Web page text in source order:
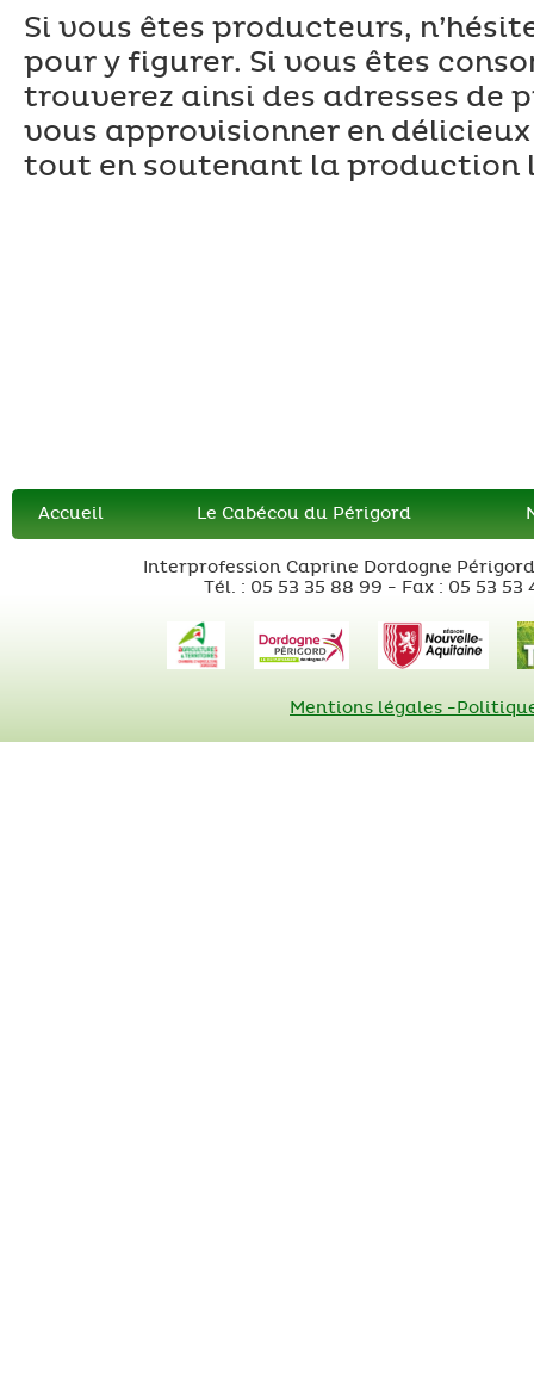
Si vous êtes producteurs,
pour y figurer. Si vous êtes
trouverez ainsi des adresses de
vous approvisionner en
tout en soutenant la production
Accueil Le Cabécou du Périgord
Interprofession Caprine Dordogne Périgord
Tél. : 05 53 35 88 99 - Fax : 05 53 53
Mentions légales -